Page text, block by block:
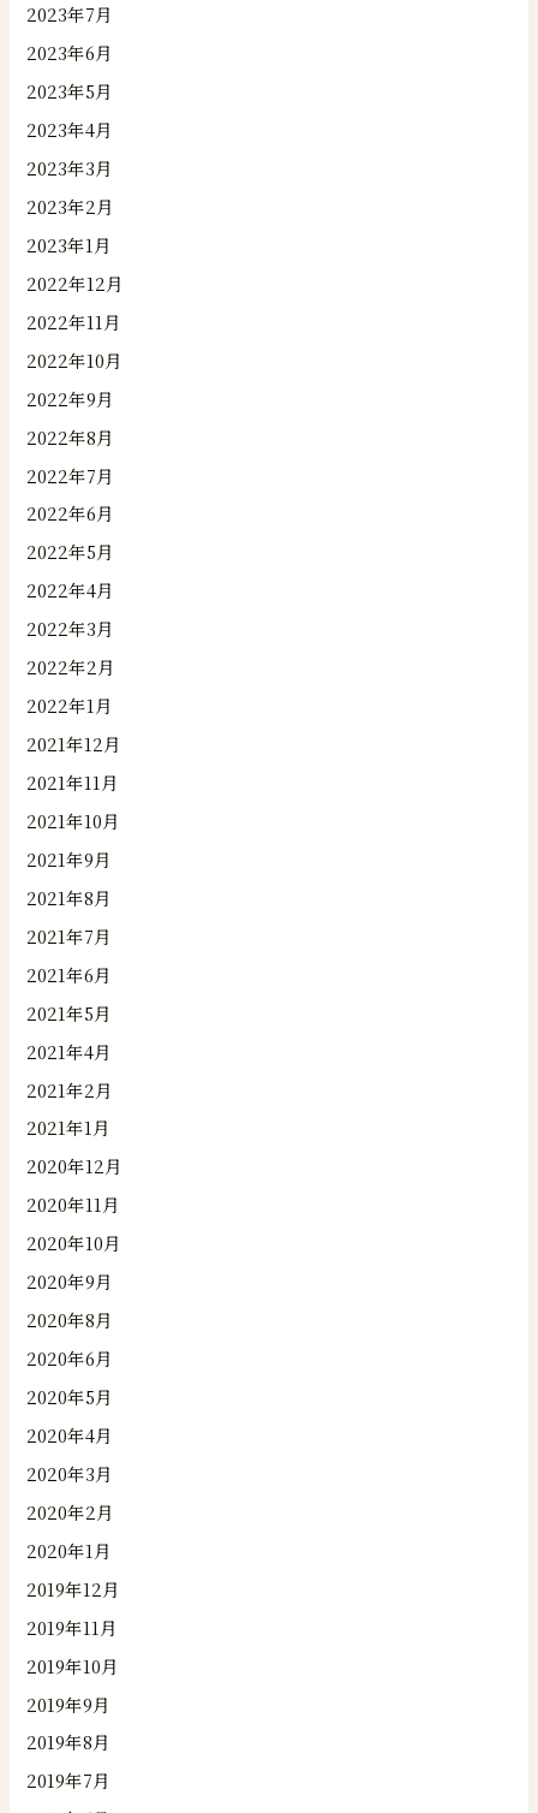
2023年7月
2023年6月
2023年5月
2023年4月
2023年3月
2023年2月
2023年1月
2022年12月
2022年11月
2022年10月
2022年9月
2022年8月
2022年7月
2022年6月
2022年5月
2022年4月
2022年3月
2022年2月
2022年1月
2021年12月
2021年11月
2021年10月
2021年9月
2021年8月
2021年7月
2021年6月
2021年5月
2021年4月
2021年2月
2021年1月
2020年12月
2020年11月
2020年10月
2020年9月
2020年8月
2020年6月
2020年5月
2020年4月
2020年3月
2020年2月
2020年1月
2019年12月
2019年11月
2019年10月
2019年9月
2019年8月
2019年7月